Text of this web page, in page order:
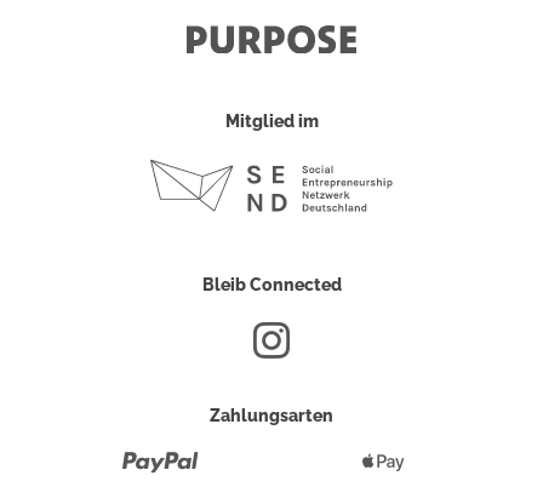
Mitglied im
Bleib Connected
Zahlungsarten